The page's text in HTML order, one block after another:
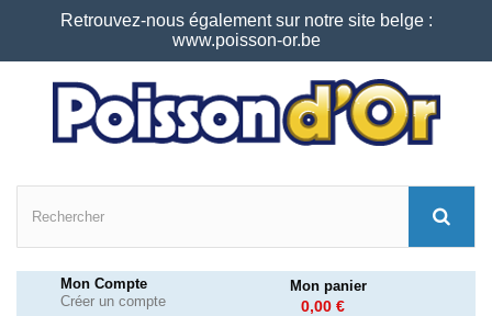
Retrouvez-nous également sur notre site belge :
www.poisson-or.be
Mon Compte
Créer un compte
Mon panier
0,00 €